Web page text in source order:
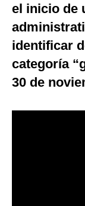
Mix
G de Gestión
Notas Contratadas
Podcast
el inicio de
identificar
categoría
30 de